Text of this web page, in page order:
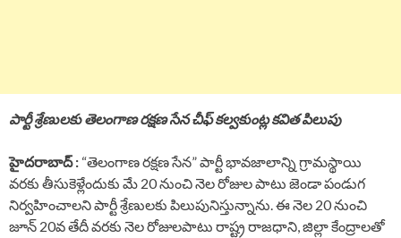
పార్టీ శ్రేణులకు తెలంగాణ రక్షణ సేన చీఫ్ కల్వకుంట్ల కవిత పిలుపు
హైదరాబాద్ : “తెలంగాణ రక్షణ సేన” పార్టీ భావజాలాన్ని గ్రామస్థాయి
వరకు తీసుకెళ్లేందుకు మే 20 నుంచి నెల రోజుల పాటు జెండా పండుగ
నిర్వహించాలని పార్టీ శ్రేణులకు పిలుపునిస్తున్నాను. ఈ నెల 20 నుంచి
జూన్ 20వ తేదీ వరకు నెల రోజులపాటు రాష్ట్ర రాజధాని, జిల్లా కేంద్రాలతో